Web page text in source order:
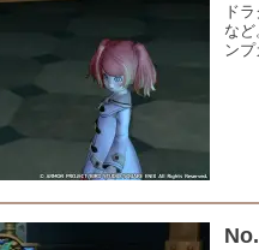
ド
な
ン